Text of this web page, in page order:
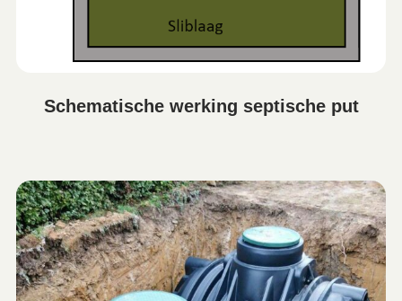
Schematische werking septische put